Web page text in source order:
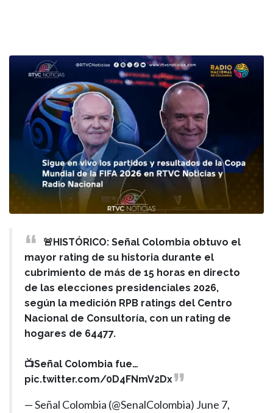
🚨HISTÓRICO: Señal Colombia obtuvo el
mayor rating de su historia durante el
cubrimiento de más de 15 horas en directo
de las elecciones presidenciales 2026,
según la medición RPB ratings del Centro
Nacional de Consultoría, con un rating de
hogares de 64477.
📺Señal Colombia fue…
pic.twitter.com/0D4FNmV2Dx
— Señal Colombia (@SenalColombia) June 7,